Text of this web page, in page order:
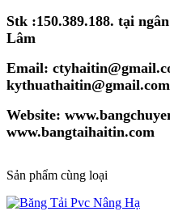
Stk :150.389.188. tại
Lâm
Email:
kythuathaitin@gmail.com
Website:
www.bangtaihaitin.com
Sản phẩm cùng loại